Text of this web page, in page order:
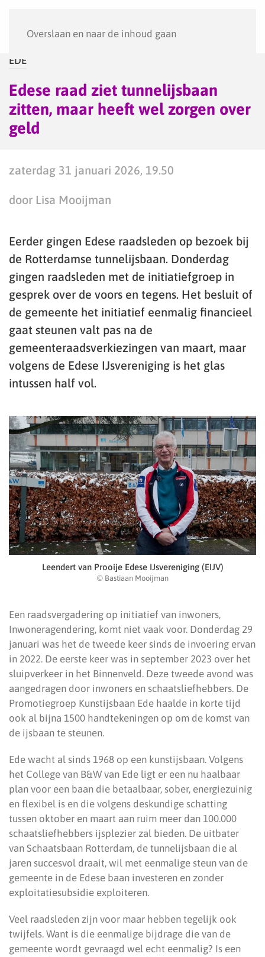
Overslaan en naar de inhoud gaan
EDE
Edese raad ziet tunnelijsbaan
zitten, maar heeft wel zorgen over
geld
zaterdag 31 januari 2026, 19.50
door Lisa Mooijman
Eerder gingen Edese raadsleden op bezoek bij
de Rotterdamse tunnelijsbaan. Donderdag
gingen raadsleden met de initiatiefgroep in
gesprek over de voors en tegens. Het besluit of
de gemeente het initiatief eenmalig financieel
gaat steunen valt pas na de
gemeenteraadsverkiezingen van maart, maar
volgens de Edese IJsvereniging is het glas
intussen half vol.
Leendert van Prooije Edese IJsvereniging (EIJV)
© Bastiaan Mooijman
Een raadsvergadering op initiatief van inwoners,
Inwoneragendering, komt niet vaak voor. Donderdag 29
januari was het de tweede keer sinds de invoering ervan
in 2022. De eerste keer was in september 2023 over het
sluipverkeer in het Binnenveld. Deze tweede avond was
aangedragen door inwoners en schaatsliefhebbers. De
Promotiegroep Kunstijsbaan Ede haalde in korte tijd
ook al bijna 1500 handtekeningen op om de komst van
de ijsbaan te steunen.
Ede wacht al sinds 1968 op een kunstijsbaan. Volgens
het College van B&W van Ede ligt er een nu haalbaar
plan voor een baan die betaalbaar, sober, energiezuinig
en flexibel is en die volgens deskundige schatting
tussen oktober en maart aan ruim meer dan 100.000
schaatsliefhebbers ijsplezier zal bieden. De uitbater
van Schaatsbaan Rotterdam, de tunnelijsbaan die al
jaren succesvol draait, wil met eenmalige steun van de
gemeente in de Edese baan investeren en zonder
exploitatiesubsidie exploiteren.
Veel raadsleden zijn voor maar hebben tegelijk ook
twijfels. Want is die eenmalige bijdrage die van de
gemeente wordt gevraagd wel echt eenmalig? Is een